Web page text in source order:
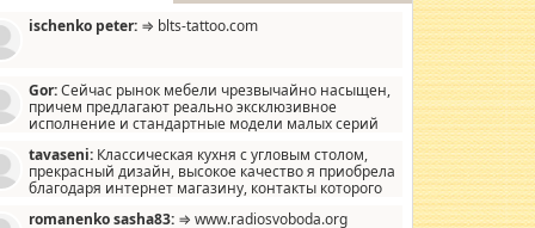
ischenko peter: ⇒ blts-tattoo.com
Gor:Сейчас рынок мебели чрезвычайно насыщен,
причем предлагают реально эксклюзивное
исполнение и стандартные модели малых серий
мало походит на стандартные формы, в MebelOk,
и что главное - со вкусом все в порядке,
ненужных наворотов удорожающих мебель, а это не
tavaseni: Классическая кухня с угловым столом,
прекрасный дизайн, высокое качество я приобрела
благодаря интернет магазину, контакты которого
romanenko sasha83: ⇒ www.radiosvoboda.org